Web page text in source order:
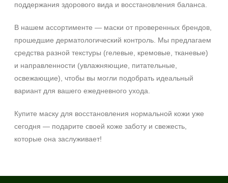
поддержания здорового вида и восстановления баланса.
В нашем ассортименте — маски от проверенных брендов,
прошедшие дерматологический контроль. Мы предлагаем
средства разной текстуры (гелевые, кремовые, тканевые)
и направленности (увлажняющие, питательные,
освежающие), чтобы вы могли подобрать идеальный
вариант для вашего ежедневного ухода.
Купите маску для восстановления нормальной кожи уже
сегодня — подарите своей коже заботу и свежесть,
которые она заслуживает!